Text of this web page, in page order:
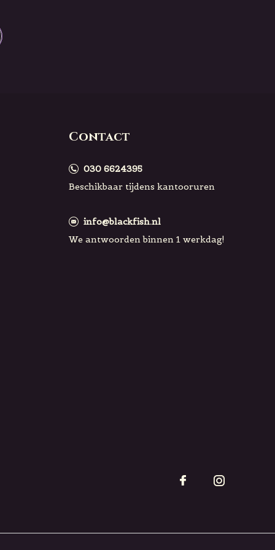
Contact
030 6624395
Beschikbaar tijdens kantooruren
info@blackfish.nl
We antwoorden binnen 1 werkdag!